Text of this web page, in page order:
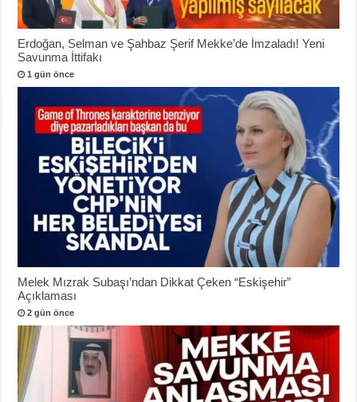
Erdoğan, Selman ve Şahbaz Şerif Mekke’de İmzaladı! Yeni
Savunma İttifakı
1 gün önce
Melek Mızrak Subaşı’ndan Dikkat Çeken “Eskişehir”
Açıklaması
2 gün önce